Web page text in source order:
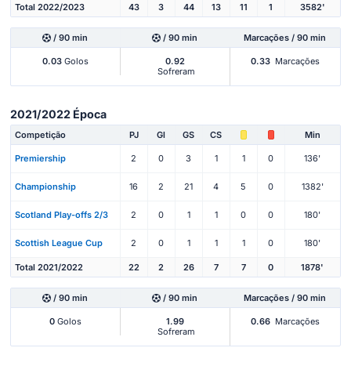
Total 2022/2023 43 3 44 13 11 1 3582'
/ 90 min / 90 min Marcações / 90 min
0.03Golos
0.92
Sofreram
0.33 Marcações
2021/2022 Época
Competição PJ Gl GS CS Min
Premiership 2 0 3 1 1 0 136'
Championship 16 2 21 4 5 0 1382'
Scotland Play-offs 2/3 2 0 1 1 0 0 180'
Scottish League Cup 2 0 1 1 1 0 180'
Total 2021/2022 22 2 26 7 7 0 1878'
/ 90 min / 90 min Marcações / 90 min
0Golos
1.99
Sofreram
0.66 Marcações